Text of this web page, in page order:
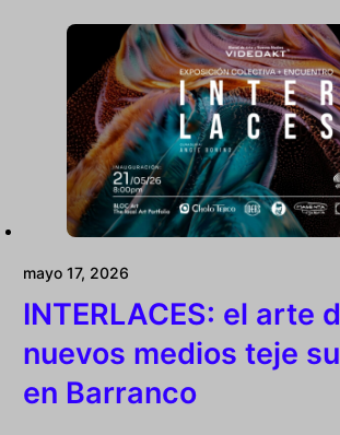
mayo 17, 2026
INTERLACES: el arte
nuevos medios teje
en Barranco